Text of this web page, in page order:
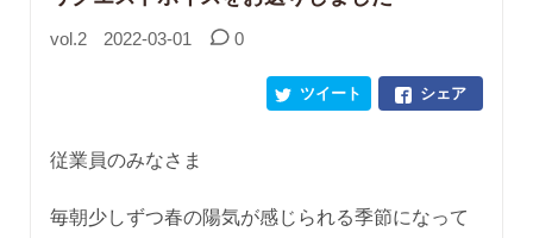
vol.2 2022-03-01 0
シェア
ツイート
従業員のみなさま
毎朝少しずつ春の陽気が感じられる季節になって